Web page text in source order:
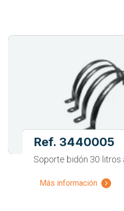
Ref. 3440005
Soporte bidón 30 litros
Más información